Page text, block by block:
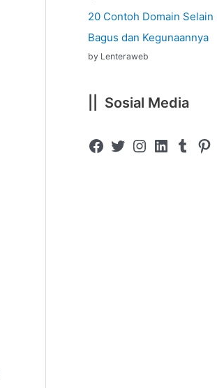
20 Contoh Domain Selain
Bagus dan Kegunaannya
by Lenteraweb
|| Sosial Media